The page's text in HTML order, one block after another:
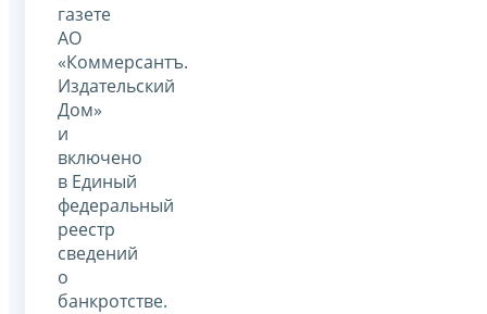
газете
АО
«Коммерсантъ.
Издательский
Дом»
и
включено
в Единый
федеральный
реестр
сведений
о
банкротстве.